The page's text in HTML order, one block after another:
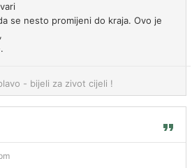
se nesto promijeni do kraja. Ovo je
- bijeli za zivot cijeli !